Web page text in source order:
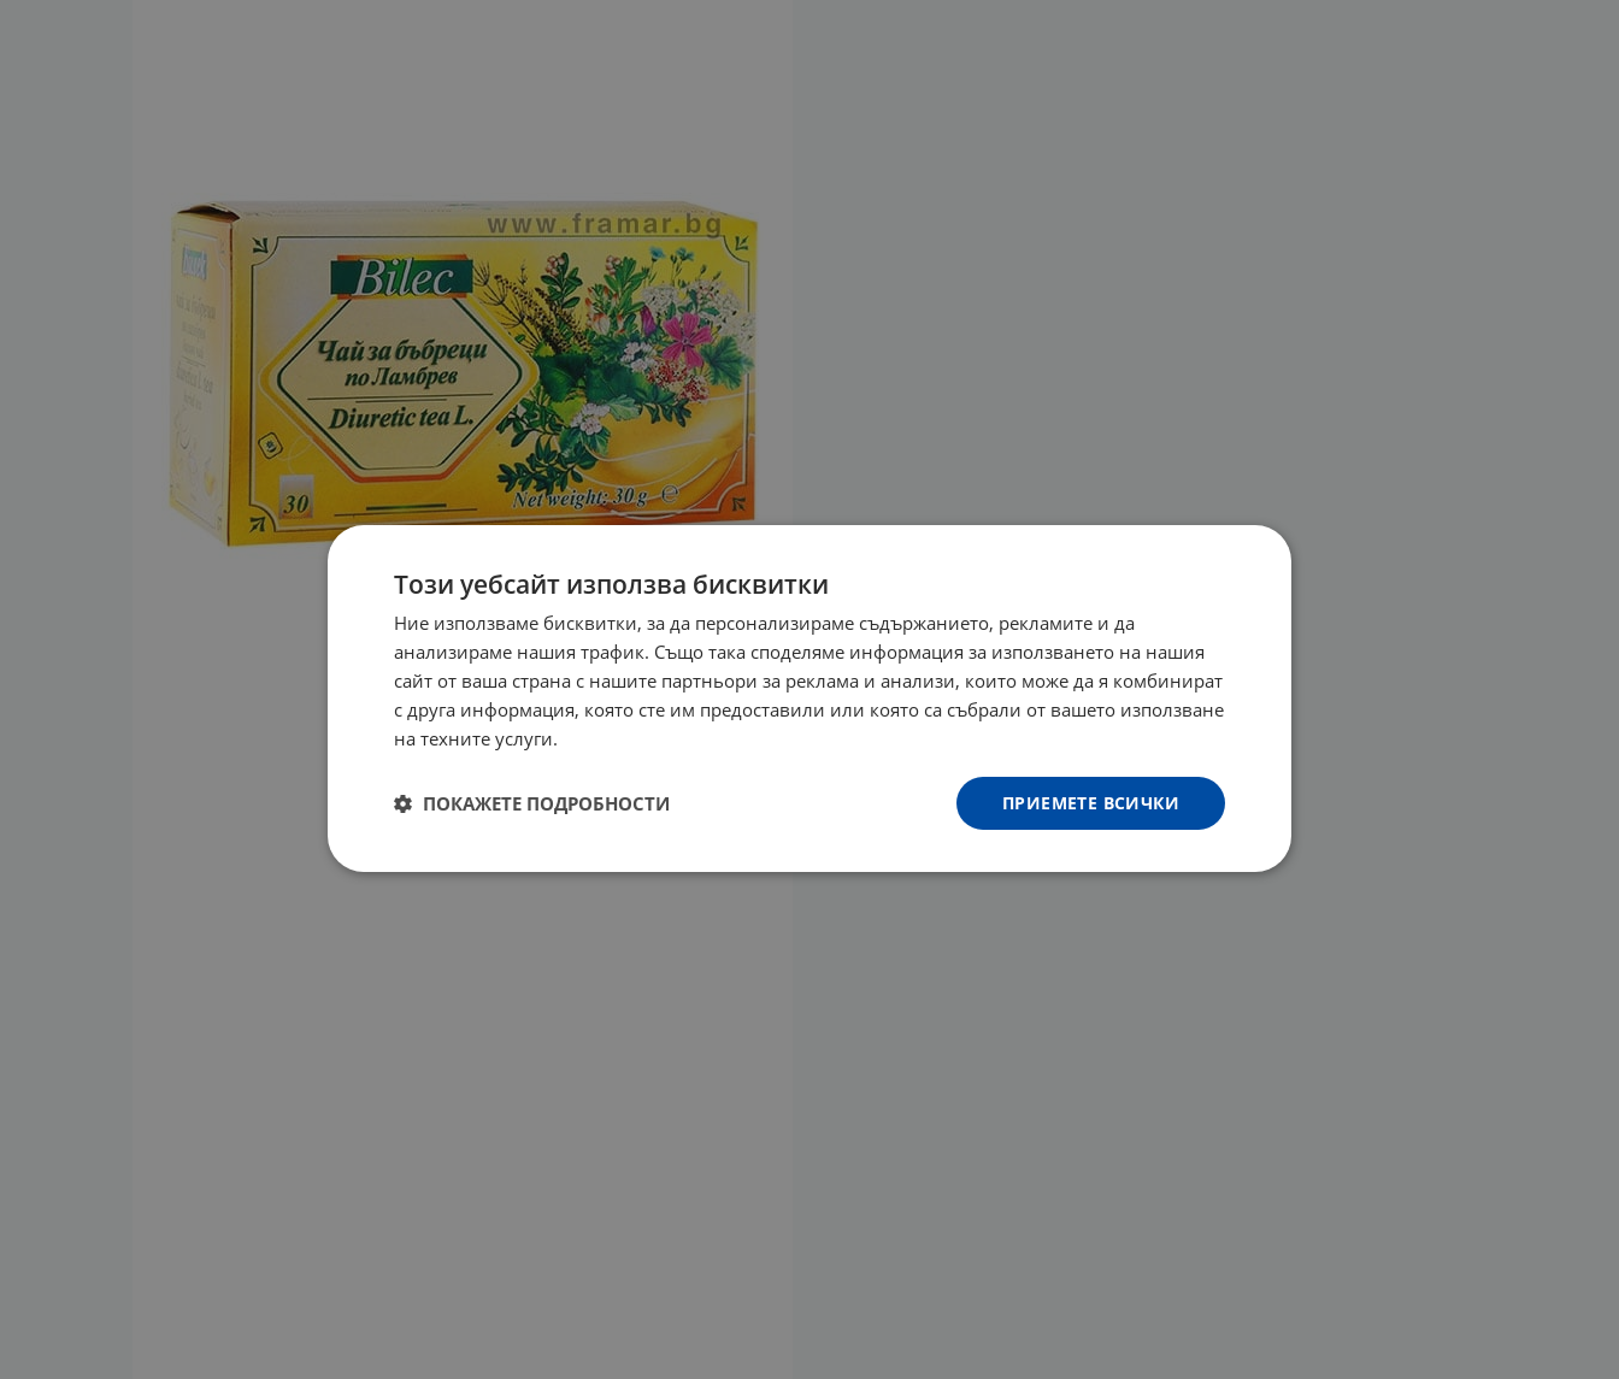
Този уебсайт използва бисквитки
Ние използваме бисквитки, за да персонализираме съдържанието, рекламите и да
анализираме нашия трафик. Също така споделяме информация за използването на нашия
сайт от ваша страна с нашите партньори за реклама и анализи, които може да я комбинират
с друга информация, която сте им предоставили или която са събрали от вашето използване
на техните услуги.
ПРИЕМЕТЕ ВСИЧКИ
ПОКАЖЕТЕ ПОДРОБНОСТИ